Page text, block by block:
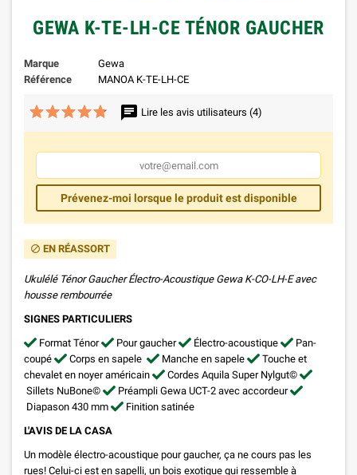
GEWA K-TE-LH-CE TÉNOR GAUCHER
Marque
Gewa
Référence
MANOA K-TE-LH-CE
star_borderstar_borderstar_borderstar_borderstar_border
starstarstarstarstar chat Lire les avis utilisateurs (4)
Prévenez-moi lorsque le produit est disponible
block EN RÉASSORT
Ukulélé Ténor Gaucher Électro-Acoustique Gewa K-CO-LH-E avec
housse rembourrée
SIGNES PARTICULIERS
Format Ténor
Pour gaucher Électro-acoustique
Pan-
coupé
Corps en sapele Manche en sapele
Touche et
chevalet en noyer américain
Cordes Aquila Super Nylgut©
Sillets NuBone©
Préampli Gewa UCT-2 avec accordeur
Diapason 430 mm
Finition satinée
L'AVIS DE LA CASA
Un modèle électro-acoustique pour gaucher, ça ne cours pas les
rues! Celui-ci est en sapelli, un bois exotique qui ressemble à